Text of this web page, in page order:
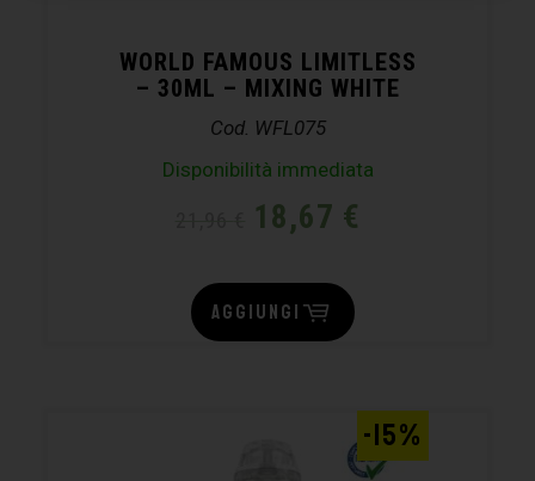
WORLD FAMOUS LIMITLESS
– 30ML – MIXING WHITE
Cod. WFL075
Disponibilità immediata
18,67 €
AGGIUNGI
-15%